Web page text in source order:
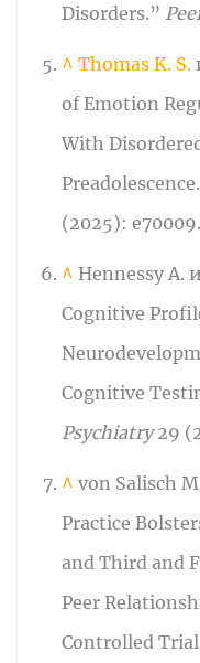
Disorders.”
^ Thomas K. S.
of Emotion
With
(2025):
^ Hennessy A.
Cognitive
Cognitive
Psychiatry29
^ von Salisch
Practice
and Third and
Peer
Controlled